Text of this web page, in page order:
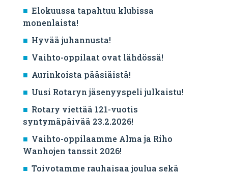
Elokuussa tapahtuu klubissa
monenlaista!
Hyvää juhannusta!
Vaihto-oppilaat ovat lähdössä!
Aurinkoista pääsiäistä!
Uusi Rotaryn jäsenyyspeli julkaistu!
Rotary viettää 121-vuotis
syntymäpäivää 23.2.2026!
Vaihto-oppilaamme Alma ja Riho
Wanhojen tanssit 2026!
Toivotamme rauhaisaa joulua sekä